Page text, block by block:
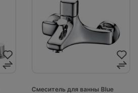
Смеситель для ванны Blue